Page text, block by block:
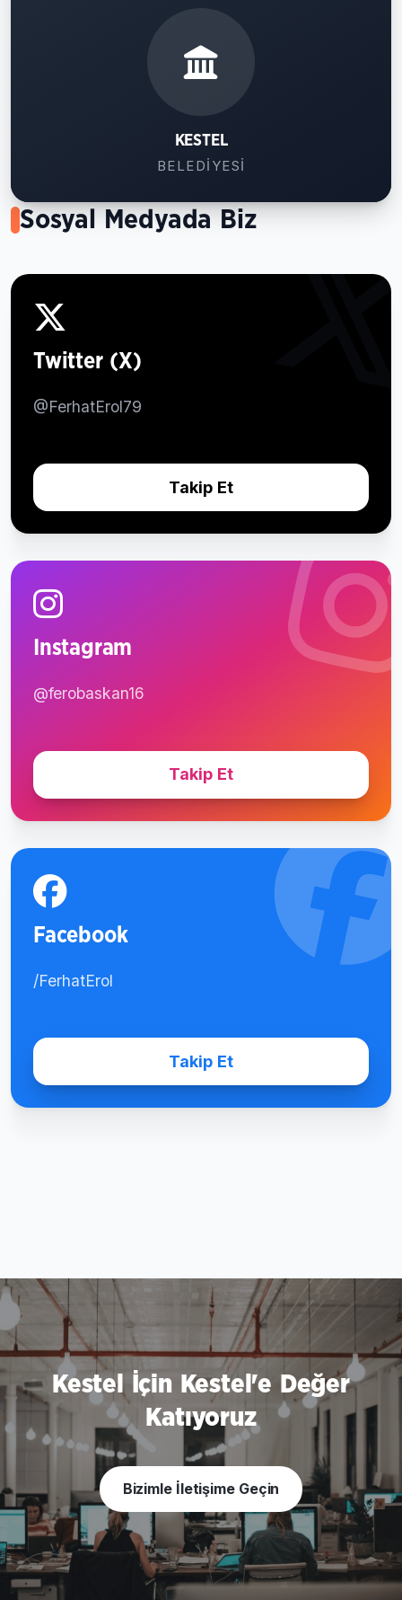
KESTEL
BELEDIYESI
Sosyal Medyada Biz
Twitter (X)
@FerhatErol79
Takip Et
Instagram
@ferobaskan16
Takip Et
Facebook
/FerhatErol
Takip Et
Kestel İçin Kestel'e Değer
Katıyoruz
Bizimle İletişime Geçin